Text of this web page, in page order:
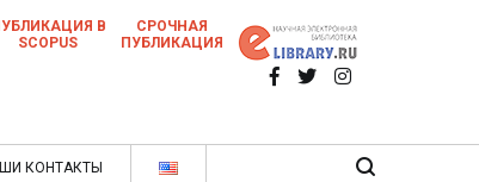
статей в ежемесячном научном
журнале
В
SCOPUS
СРОЧНАЯ
ПУБЛИКАЦИЯ
КОНТАКТЫ